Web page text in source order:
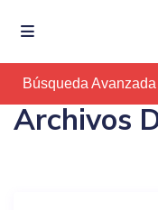
Búsqueda Avanzada
Archivos